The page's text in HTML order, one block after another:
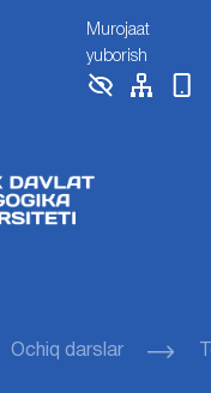
Murojaat
yuborish
Ochiq darslar